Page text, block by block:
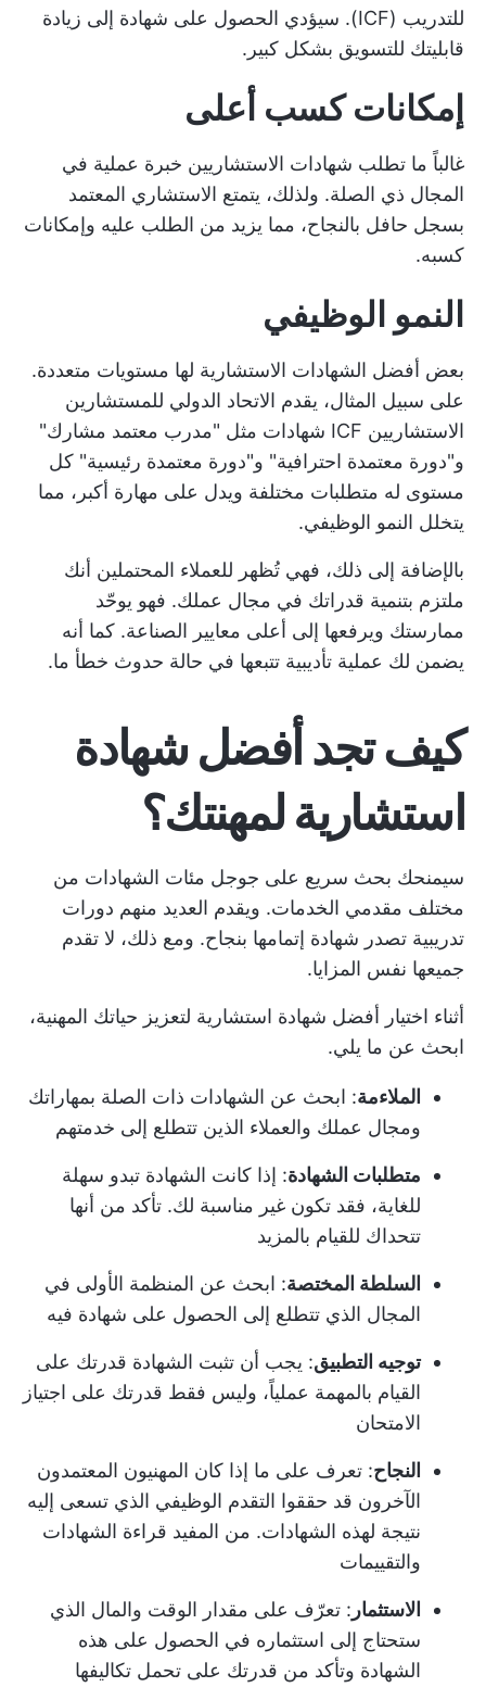
للتدريب (ICF). سيؤدي الحصول على شهادة إلى زيادة
قابليتك للتسويق بشكل كبير.
إمكانات كسب أعلى
غالباً ما تطلب شهادات الاستشاريين خبرة عملية في
المجال ذي الصلة. ولذلك، يتمتع الاستشاري المعتمد
بسجل حافل بالنجاح، مما يزيد من الطلب عليه وإمكانات
كسبه.
النمو الوظيفي
بعض أفضل الشهادات الاستشارية لها مستويات متعددة.
على سبيل المثال، يقدم الاتحاد الدولي للمستشارين
الاستشاريين ICF شهادات مثل "مدرب معتمد مشارك"
و"دورة معتمدة احترافية" و"دورة معتمدة رئيسية" كل
مستوى له متطلبات مختلفة ويدل على مهارة أكبر، مما
يتخلل النمو الوظيفي.
بالإضافة إلى ذلك، فهي تُظهر للعملاء المحتملين أنك
ملتزم بتنمية قدراتك في مجال عملك. فهو يوحّد
ممارستك ويرفعها إلى أعلى معايير الصناعة. كما أنه
يضمن لك عملية تأديبية تتبعها في حالة حدوث خطأ ما.
كيف تجد أفضل شهادة
استشارية لمهنتك؟
سيمنحك بحث سريع على جوجل مئات الشهادات من
مختلف مقدمي الخدمات. ويقدم العديد منهم دورات
تدريبية تصدر شهادة إتمامها بنجاح. ومع ذلك، لا تقدم
جميعها نفس المزايا.
أثناء اختيار أفضل شهادة استشارية لتعزيز حياتك المهنية،
ابحث عن ما يلي.
الملاءمة: ابحث عن الشهادات ذات الصلة بمهاراتك
ومجال عملك والعملاء الذين تتطلع إلى خدمتهم
متطلبات الشهادة: إذا كانت الشهادة تبدو سهلة
للغاية، فقد تكون غير مناسبة لك. تأكد من أنها
تتحداك للقيام بالمزيد
السلطة المختصة: ابحث عن المنظمة الأولى في
المجال الذي تتطلع إلى الحصول على شهادة فيه
توجيه التطبيق: يجب أن تثبت الشهادة قدرتك على
القيام بالمهمة عملياً، وليس فقط قدرتك على اجتياز
الامتحان
النجاح: تعرف على ما إذا كان المهنيون المعتمدون
الآخرون قد حققوا التقدم الوظيفي الذي تسعى إليه
نتيجة لهذه الشهادات. من المفيد قراءة الشهادات
والتقييمات
الاستثمار : تعرّف على مقدار الوقت والمال الذي
ستحتاج إلى استثماره في الحصول على هذه
الشهادة وتأكد من قدرتك على تحمل تكاليفها